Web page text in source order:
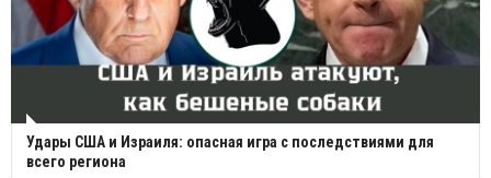
Удары США и Израиля: опасная игра с последствиями для
всего региона